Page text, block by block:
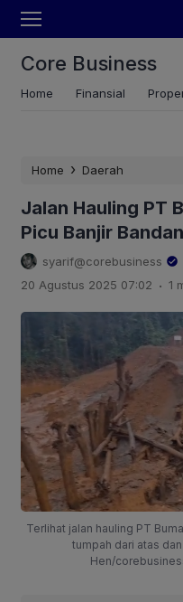
Core Business
Home Finansial
Home › Daerah
Jalan Hauling PT
Picu Banjir
syarif@corebusiness
20 Agustus 2025 07:02 . 1
Terlihat jalan hauling PT
tumpah dari atas
Hen/